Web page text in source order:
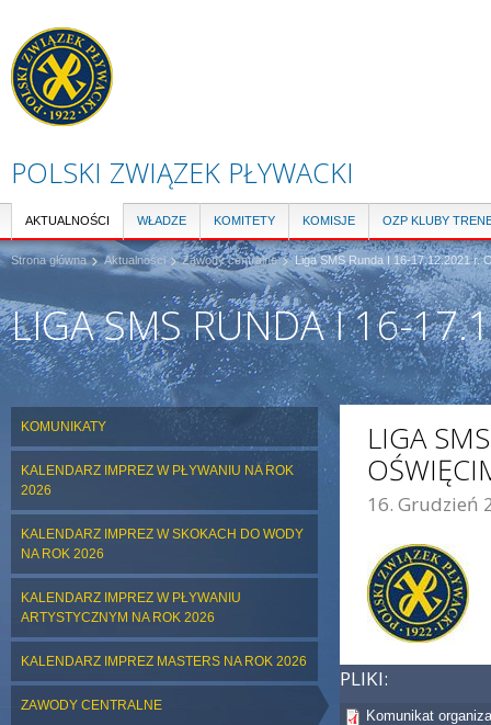
POLSKI ZWIĄZEK PŁYWACKI
AKTUALNOŚCI WŁADZE KOMITETY KOMISJE OZP KLUBY
Strona główna Aktualności Zawody centralne Liga SMS Runda I 16-17.12.2021 r.
LIGA SMS RUNDA I 16-
KOMUNIKATY
KALENDARZ IMPREZ W PŁYWANIU NA ROK
2026
KALENDARZ IMPREZ W SKOKACH DO WODY
NA ROK 2026
KALENDARZ IMPREZ W PŁYWANIU
ARTYSTYCZNYM NA ROK 2026
KALENDARZ IMPREZ MASTERS NA ROK 2026
ZAWODY CENTRALNE
LIGA
16. Grudzień
PLIKI:
Komunikat